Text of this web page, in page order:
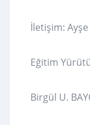
İletişim:
Eğitim
Birgül U.